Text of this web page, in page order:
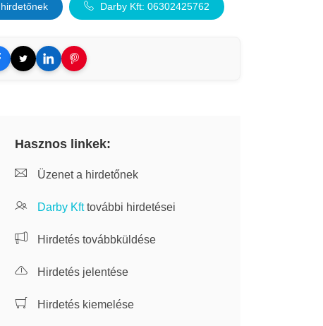
Darby Kft: 06302425762
Hasznos linkek:
Üzenet a hirdetőnek
Darby Kfttovábbi hirdetései
Hirdetés továbbküldése
Hirdetés jelentése
Hirdetés kiemelése